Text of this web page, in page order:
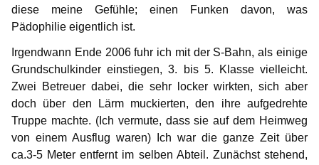
diese meine Gefühle; einen Funken davon, was
Pädophilie eigentlich ist.
Irgendwann Ende 2006 fuhr ich mit der S-Bahn, als einige
Grundschulkinder einstiegen, 3. bis 5. Klasse vielleicht.
Zwei Betreuer dabei, die sehr locker wirkten, sich aber
doch über den Lärm muckierten, den ihre aufgedrehte
Truppe machte. (Ich vermute, dass sie auf dem Heimweg
von einem Ausflug waren) Ich war die ganze Zeit über
ca.3-5 Meter entfernt im selben Abteil. Zunächst stehend,